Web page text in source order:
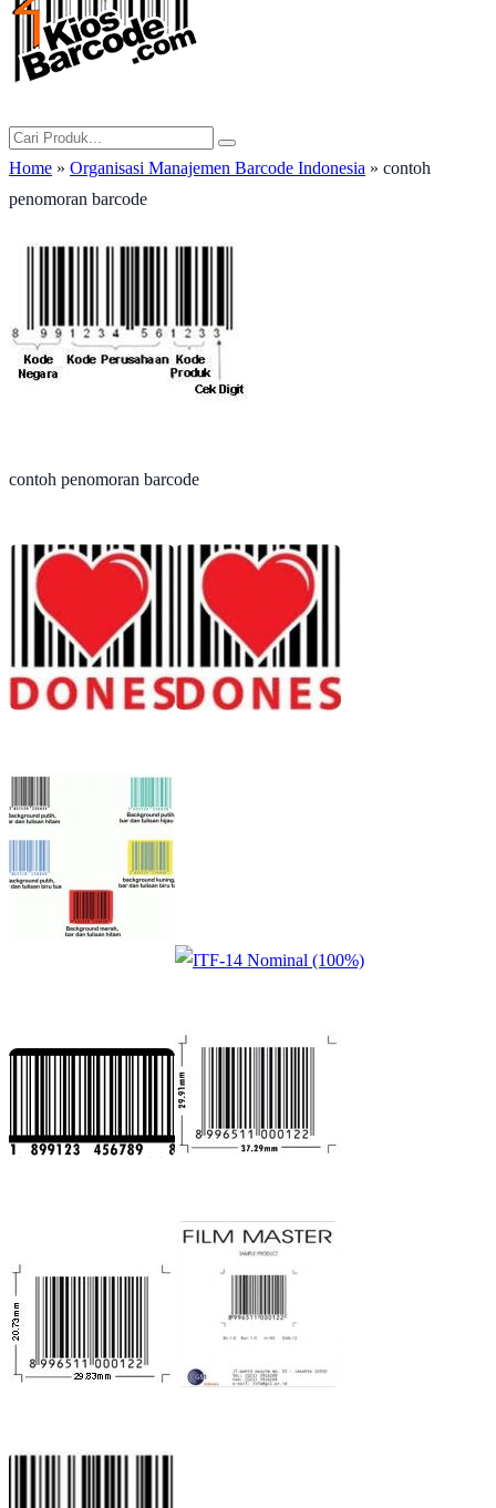
Home » Organisasi Manajemen Barcode Indonesia » contoh
penomoran barcode
contoh penomoran barcode